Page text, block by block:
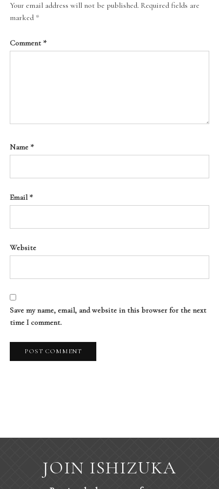
Your email address will not be published. Required fields are
marked *
Comment *
Name *
Email *
Website
Save my name, email, and website in this browser for the next
time I comment.
JOIN ISHIZUKA